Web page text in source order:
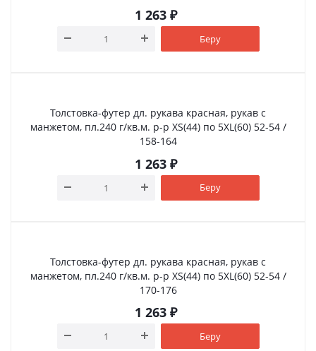
1 263₽
Беру
Толстовка-футер дл. рукава красная, рукав с
манжетом, пл.240 г/кв.м. р-р XS(44) по 5XL(60) 52-54 /
158-164
1 263₽
Беру
Толстовка-футер дл. рукава красная, рукав с
манжетом, пл.240 г/кв.м. р-р XS(44) по 5XL(60) 52-54 /
170-176
1 263₽
Беру